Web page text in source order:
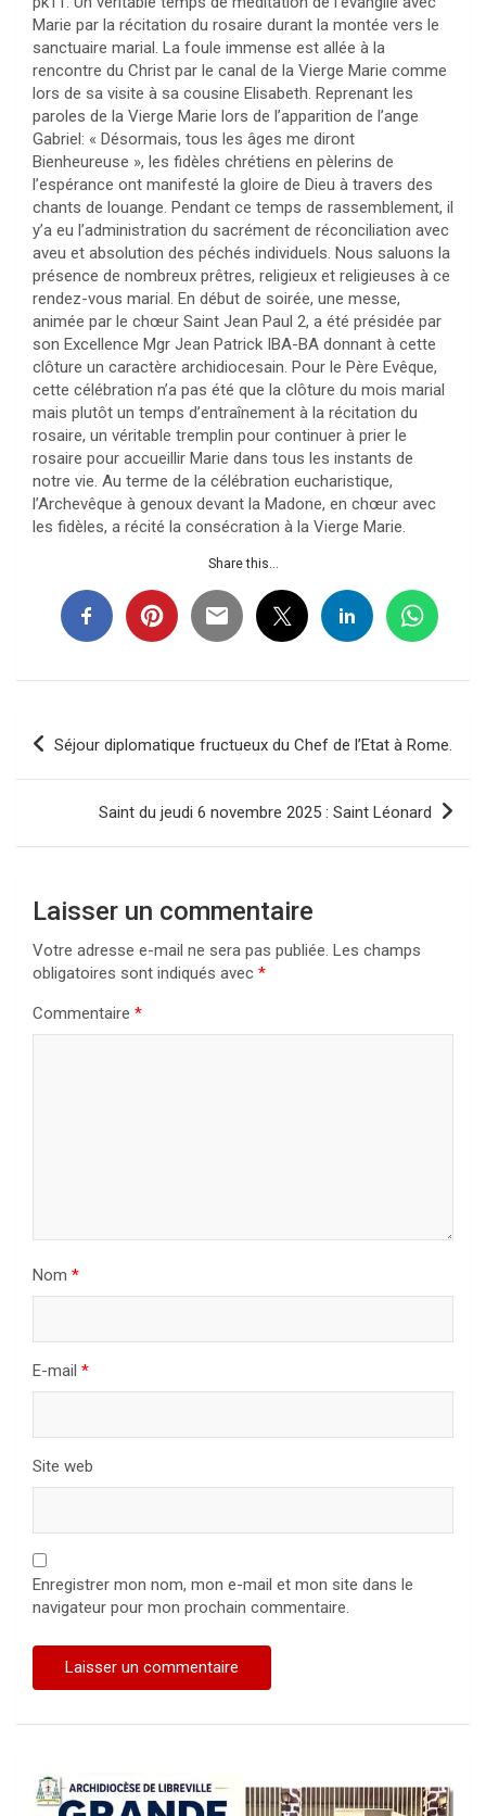
Marie par la récitation du rosaire durant la montée vers le
sanctuaire marial. La foule immense est allée à la
rencontre du Christ par le canal de la Vierge Marie comme
lors de sa visite à sa cousine Elisabeth. Reprenant les
paroles de la Vierge Marie lors de l’apparition de l’ange
Gabriel: « Désormais, tous les âges me diront
Bienheureuse », les fidèles chrétiens en pèlerins de
l’espérance ont manifesté la gloire de Dieu à travers des
chants de louange. Pendant ce temps de rassemblement, il
y’a eu l’administration du sacrément de réconciliation avec
aveu et absolution des péchés individuels. Nous saluons la
présence de nombreux prêtres, religieux et religieuses à ce
rendez-vous marial. En début de soirée, une messe,
animée par le chœur Saint Jean Paul 2, a été présidée par
son Excellence Mgr Jean Patrick IBA-BA donnant à cette
clôture un caractère archidiocesain. Pour le Père Evêque,
cette célébration n’a pas été que la clôture du mois marial
mais plutôt un temps d’entraînement à la récitation du
rosaire, un véritable tremplin pour continuer à prier le
rosaire pour accueillir Marie dans tous les instants de
notre vie. Au terme de la célébration eucharistique,
l’Archevêque à genoux devant la Madone, en chœur avec
les fidèles, a récité la consécration à la Vierge Marie.
Share this...
Navigation
l’article
Séjour diplomatique fructueux du Chef de l’Etat à Rome.
Saint du jeudi 6 novembre 2025 : Saint Léonard
Laisser un commentaire
Votre adresse e-mail ne sera pas publiée. Les champs
obligatoires sont indiqués avec *
Commentaire *
Nom *
E-mail *
Site web
Enregistrer mon nom, mon e-mail et mon site dans le
navigateur pour mon prochain commentaire.